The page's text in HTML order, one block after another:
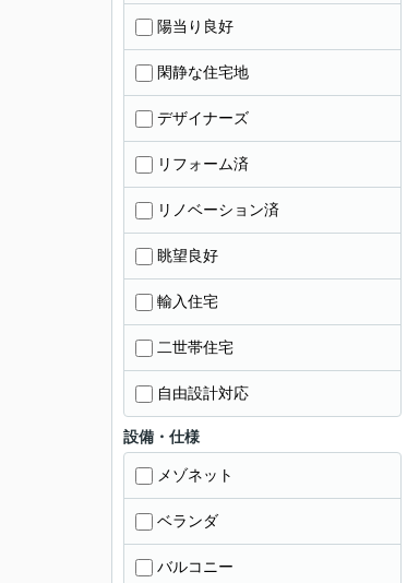
陽当り良好
閑静な住宅地
デザイナーズ
リフォーム済
リノベーション済
眺望良好
輸入住宅
二世帯住宅
自由設計対応
設備・仕様
メゾネット
ベランダ
バルコニー